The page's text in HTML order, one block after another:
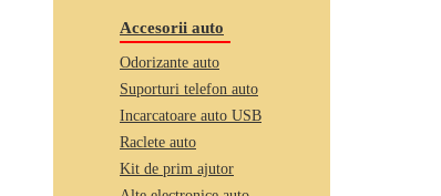
Accesorii auto
Odorizante auto
Suporturi telefon auto
Incarcatoare auto USB
Raclete auto
Kit de prim ajutor